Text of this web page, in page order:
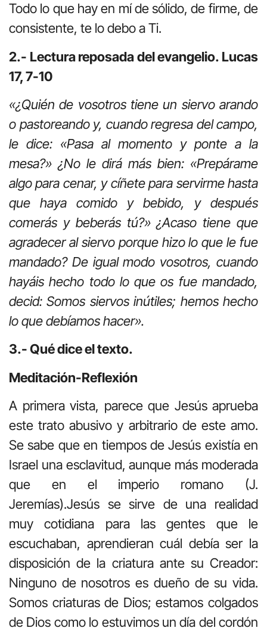
Todo lo que hay en mí de sólido, de firme, de
consistente, te lo debo a Ti.
2.- Lectura reposada del evangelio. Lucas
17, 7-10
«¿Quién de vosotros tiene un siervo arando
o pastoreando y, cuando regresa del campo,
le dice: «Pasa al momento y ponte a la
mesa?» ¿No le dirá más bien: «Prepárame
algo para cenar, y cíñete para servirme hasta
que haya comido y bebido, y después
comerás y beberás tú?» ¿Acaso tiene que
agradecer al siervo porque hizo lo que le fue
mandado? De igual modo vosotros, cuando
hayáis hecho todo lo que os fue mandado,
decid: Somos siervos inútiles; hemos hecho
lo que debíamos hacer».
3.- Qué dice el texto.
Meditación-Reflexión
A primera vista, parece que Jesús aprueba
este trato abusivo y arbitrario de este amo.
Se sabe que en tiempos de Jesús existía en
Israel una esclavitud, aunque más moderada
que en el imperio romano (J.
Jeremías).Jesús se sirve de una realidad
muy cotidiana para las gentes que le
escuchaban, aprendieran cuál debía ser la
disposición de la criatura ante su Creador:
Ninguno de nosotros es dueño de su vida.
Somos criaturas de Dios; estamos colgados
de Dios como lo estuvimos un día del cordón